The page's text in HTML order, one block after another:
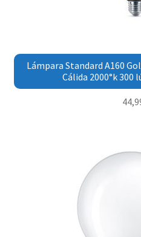
Lámpara Standard A160
Cálida 2000°k 300